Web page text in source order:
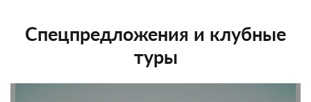
Спецпредложения и клубные
туры